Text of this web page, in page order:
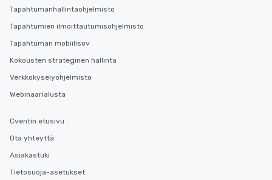
Tapahtumanhallintaohjelmisto
Tapahtumien ilmoittautumisohjelmisto
Tapahtuman mobiilisov
Kokousten strateginen hallinta
Verkkokyselyohjelmisto
Webinaarialusta
Cventin etusivu
Ota yhteyttä
Asiakastuki
Tietosuoja-asetukset